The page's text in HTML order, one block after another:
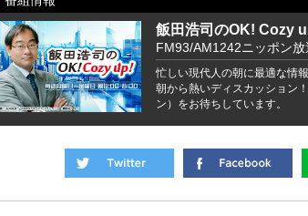
飯田浩司のOK! Cozy
FM93/AM1242ニッポ
忙しい現代人の朝に最適な情
朝から熱いディスカッション
ン）をお待ちしています。